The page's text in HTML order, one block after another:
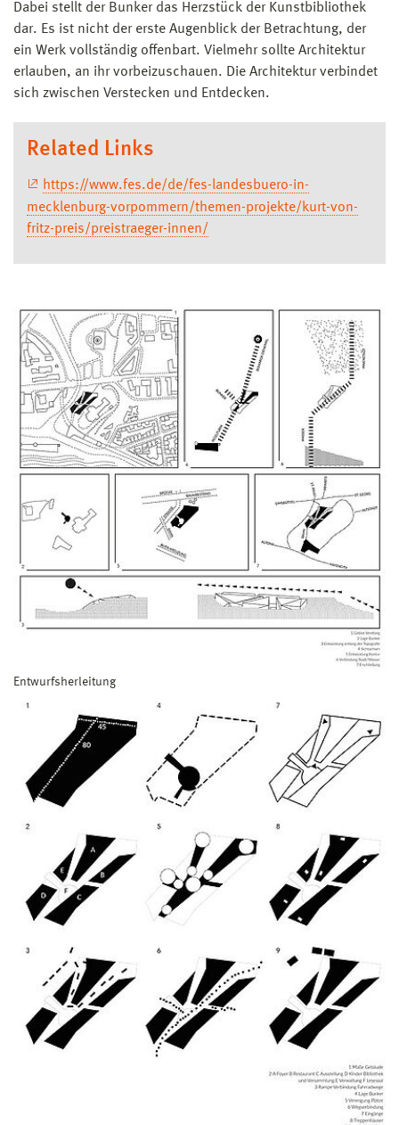
Dabei stellt der Bunker das Herzstück der Kunstbibliothek
dar. Es ist nicht der erste Augenblick der Betrachtung, der
ein Werk vollständig offenbart. Vielmehr sollte Architektur
erlauben, an ihr vorbeizuschauen. Die Architektur verbindet
sich zwischen Verstecken und Entdecken.
Related Links
https://www.fes.de/de/fes-landesbuero-in-
mecklenburg-vorpommern/themen-projekte/kurt-von-
fritz-preis/preistraeger-innen/
Entwurfsherleitung